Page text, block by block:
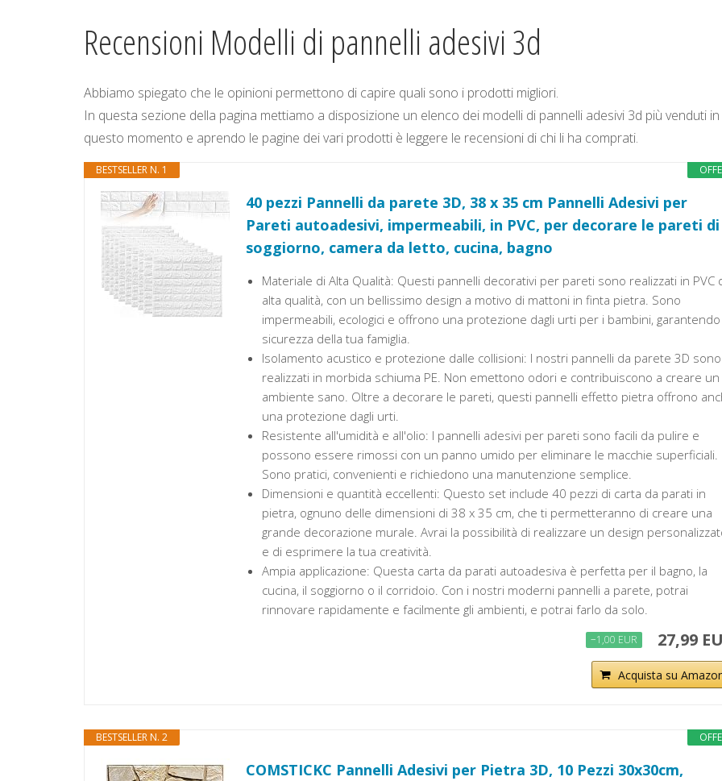
Recensioni Modelli di pannelli adesivi 3d
Abbiamo spiegato che le opinioni permettono di capire quali sono i prodotti migliori.
In questa sezione della pagina mettiamo a disposizione un elenco dei modelli di pannelli adesivi 3d più venduti in
questo momento e aprendo le pagine dei vari prodotti è leggere le recensioni di chi li ha comprati.
BESTSELLER N. 1
40 pezzi Pannelli da parete 3D, 38 x 35 cm Pannelli Adesivi per
Pareti autoadesivi, impermeabili, in PVC, per decorare le pareti di
soggiorno, camera da letto, cucina, bagno
Materiale di Alta Qualità: Questi pannelli decorativi per pareti sono realizzati in PVC
alta qualità, con un bellissimo design a motivo di mattoni in finta pietra. Sono
impermeabili, ecologici e offrono una protezione dagli urti per i bambini, garantendo
sicurezza della tua famiglia.
Isolamento acustico e protezione dalle collisioni: I nostri pannelli da parete 3D sono
realizzati in morbida schiuma PE. Non emettono odori e contribuiscono a creare un
ambiente sano. Oltre a decorare le pareti, questi pannelli effetto pietra offrono
una protezione dagli urti.
Resistente all'umidità e all'olio: I pannelli adesivi per pareti sono facili da pulire e
possono essere rimossi con un panno umido per eliminare le macchie superficiali.
Sono pratici, convenienti e richiedono una manutenzione semplice.
Dimensioni e quantità eccellenti: Questo set include 40 pezzi di carta da parati in
pietra, ognuno delle dimensioni di 38 x 35 cm, che ti permetteranno di creare una
grande decorazione murale. Avrai la possibilità di realizzare un design
e di esprimere la tua creatività.
Ampia applicazione: Questa carta da parati autoadesiva è perfetta per il bagno, la
cucina, il soggiorno o il corridoio. Con i nostri moderni pannelli a parete, potrai
rinnovare rapidamente e facilmente gli ambienti, e potrai farlo da solo.
−1,00 EUR 27,99
Acquista su
BESTSELLER N. 2
COMSTICKC Pannelli Adesivi per Pietra 3D, 10 Pezzi 30x30cm,